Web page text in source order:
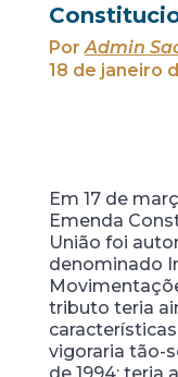
PorAdmin
18 de janeiro
Em 17 de
Emenda
União foi
denominado
tributo teria
vigoraria tão-